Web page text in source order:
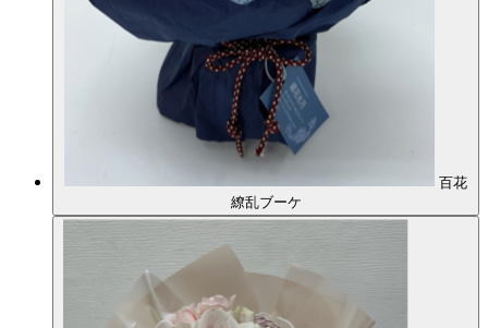
百花
繚乱ブーケ